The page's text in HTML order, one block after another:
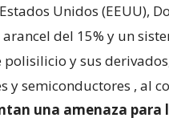
Unidos (EEUU),
del 15% y un
y sus
y semiconductores , al
una amenaza para